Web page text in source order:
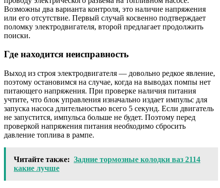
Возможны два варианта контроля, это наличие напряжения
или его отсутствие. Первый случай косвенно подтверждает
поломку электродвигателя, второй предлагает продолжить
поиски.
Где находится неисправность
Выход из строя электродвигателя — довольно редкое явление,
поэтому остановимся на случае, когда на выводах помпы нет
питающего напряжения. При проверке наличия питания
учтите, что блок управления изначально издает импульс для
запуска насоса длительностью всего 5 секунд. Если двигатель
не запустится, импульса больше не будет. Поэтому перед
проверкой напряжения питания необходимо сбросить
давление топлива в рампе.
Читайте также: Задние тормозные колодки ваз 2114
какие лучше